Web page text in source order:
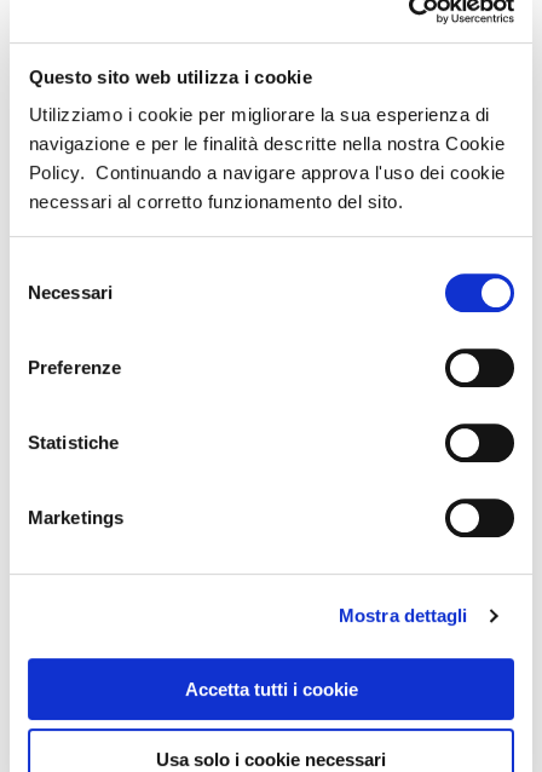
Questo sito web utilizza i cookie
Utilizziamo i cookie per migliorare la sua esperienza di
navigazione e per le finalità descritte nella nostra Cookie
Policy. Continuando a navigare approva l'uso dei cookie
necessari al corretto funzionamento del sito.
delNecessari
Preferenze
Statistiche
Marketings
Mostra dettagli
Accetta tutti i cookie
Usa solo i cookie necessari
contatta
questa agenzia
EKO
VIAGGI
via
Sottoportico
Marocco 4
contatta
ERIDIO
VIAGGI/ERIDIO
VIA ZONA
ARTIGIANALE
FERSINA
VIAGGI
Via Stella 5/M
TRENTO (TN) -
38123
0461/914471
contatta
BRONZETTI
contatta
questa agenzia
Francesco
contatta
questa agenzia